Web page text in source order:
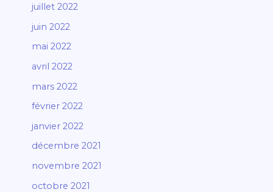
juillet 2022
juin 2022
mai 2022
avril 2022
mars 2022
février 2022
janvier 2022
décembre 2021
novembre 2021
octobre 2021